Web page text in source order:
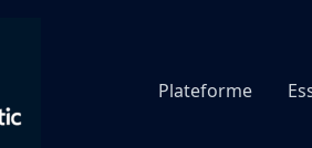
Plateforme